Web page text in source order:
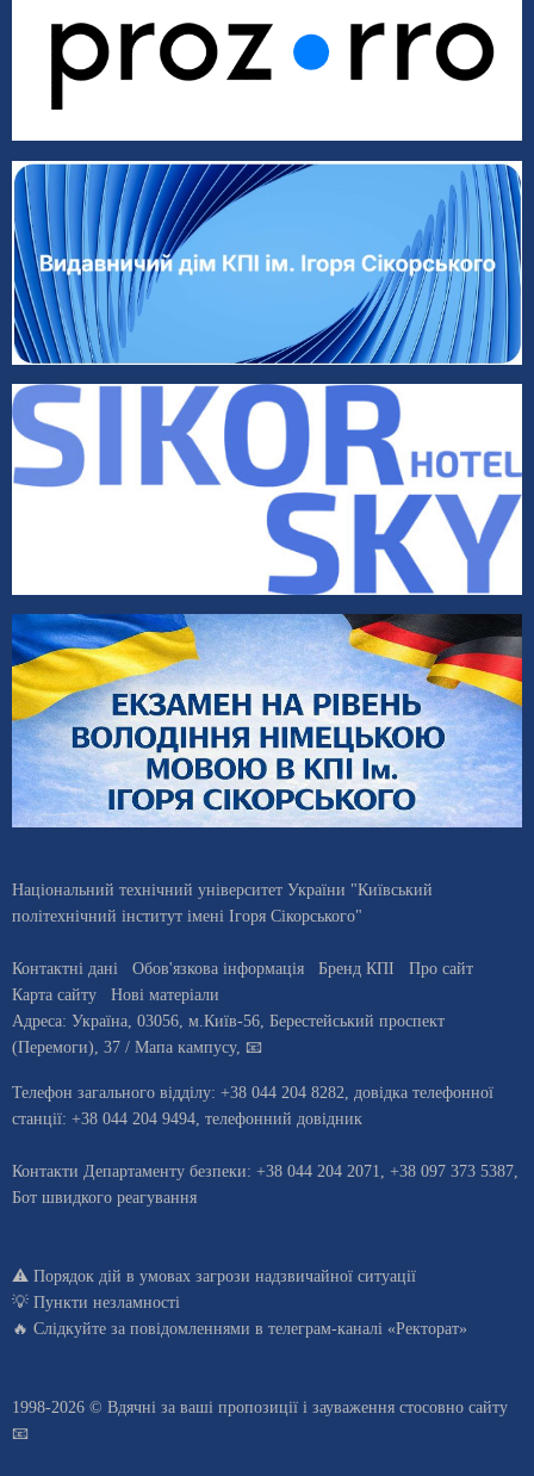
Національний технічний університет України "Київський
політехнічний інститут імені Ігоря Сікорського"
Контактні дані Обов'язкова інформація Бренд КПІ
Про сайт
Карта сайту
Нові матеріали
Адреса: Україна 03056 , м. Київ-56, Берестейський проспект
(Перемоги), 37 / Мапа кампусу, 📧
Телефон загального відділу: +38 044 204 8282, довiдка телефонної
станцiї: +38 044 204 9494, телефонний довідник
Контакти Департаменту безпеки: +38 044 204 2071, +38 097 373 5387,
Бот швидкого реагування
⚠️ Порядок дій в умовах загрози надзвичайної ситуації
💡 Пункти незламності
🔥 Слідкуйте за повідомленнями в телеграм-каналі «Ректорат»
1998-2026 © Вдячні за ваші пропозиції і зауваження стосовно сайту
📧